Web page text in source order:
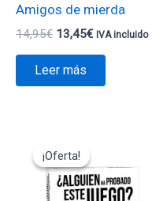
Amigos de mierda
14,95€ 13,45€ IVA incluido
Leer más
¡Oferta!
¡Oferta!
original
era:
14,95€.
es:
13,45€.